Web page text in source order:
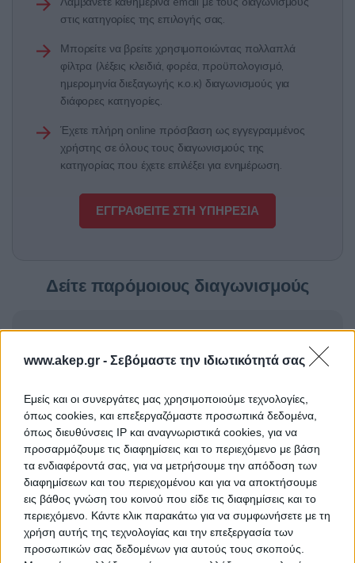
www.akep.gr - Σεβόμαστε την ιδιωτικότητά σας
Εμείς και οι συνεργάτες μας χρησιμοποιούμε τεχνολογίες,
όπως cookies, και επεξεργαζόμαστε προσωπικά δεδομένα,
όπως διευθύνσεις IP και αναγνωριστικά cookies, για να
προσαρμόζουμε τις διαφημίσεις και το περιεχόμενο με βάση
τα ενδιαφέροντά σας, για να μετρήσουμε την απόδοση των
διαφημίσεων και του περιεχομένου και για να αποκτήσουμε
εις βάθος γνώση του κοινού που είδε τις διαφημίσεις και το
περιεχόμενο. Κάντε κλικ παρακάτω για να συμφωνήσετε με τη
χρήση αυτής της τεχνολογίας και την επεξεργασία των
προσωπικών σας δεδομένων για αυτούς τους σκοπούς.
στις κατηγορίες της επιλογής σας.
Μπορείτε να βρείτε χρησιμοποιώντας πολλαπλά
φίλτρα (λέξεις κλειδιά, φορέα, προϋπολογισμό,
ημερομηνία διεξαγωγής κ.ο.κ) διαγωνισμούς για
διάφορες κατηγορίες.
Έχετε πλήρη online πρόσβαση ως εγγεγραμμένος
χρήστης σε όλους τους διαγωνισμούς της
κατηγορίας που έχετε επιλέξει για ενημέρωση.
ΕΓΓΡΑΦΕΙΤΕ ΣΤΗ ΥΠΗΡΕΣΙΑ
Δείτε παρόμοιους διαγωνισμούς
Προμήθεια φορτιστή
ΤΙΤΛΟΣ Προμήθεια αντιδραστηρίων
ΤΙΤΛΟΣ
Προμήθεια 15 μηχανών
αιμοκάθαρσης
TED ΠΡΟΜΗΘΕΙΑ ΟΡΘΟΠΕΔΙΚΩΝ